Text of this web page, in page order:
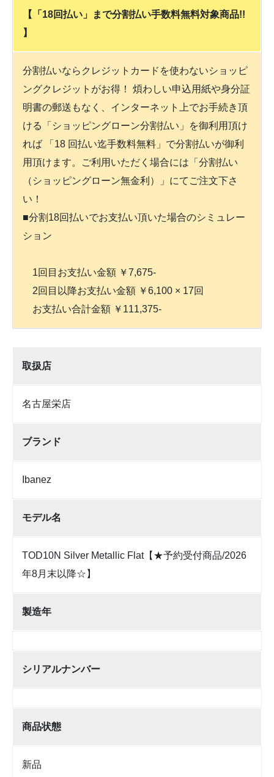
【「18回払い」まで分割払い手数料無料対象商品!!
】
分割払いならクレジットカードを使わないショッピ
ングクレジットがお得！ 煩わしい申込用紙や身分証
明書の郵送もなく、インターネット上でお手続き頂
ける「ショッピングローン分割払い」を御利用頂け
れば 「18 回払い迄手数料無料」で分割払いが御利
用頂けます。ご利用いただく場合には「分割払い
（ショッピングローン無金利）」にてご注文下さ
い！
■分割18回払いでお支払い頂いた場合のシミュレー
ション
1回目お支払い金額 ￥7,675-
2回目以降お支払い金額 ￥6,100 × 17回
お支払い合計金額 ￥111,375-
取扱店
名古屋栄店
ブランド
Ibanez
モデル名
TOD10N Silver Metallic Flat【★予約受付商品/2026
年8月末以降☆】
製造年
シリアルナンバー
商品状態
新品